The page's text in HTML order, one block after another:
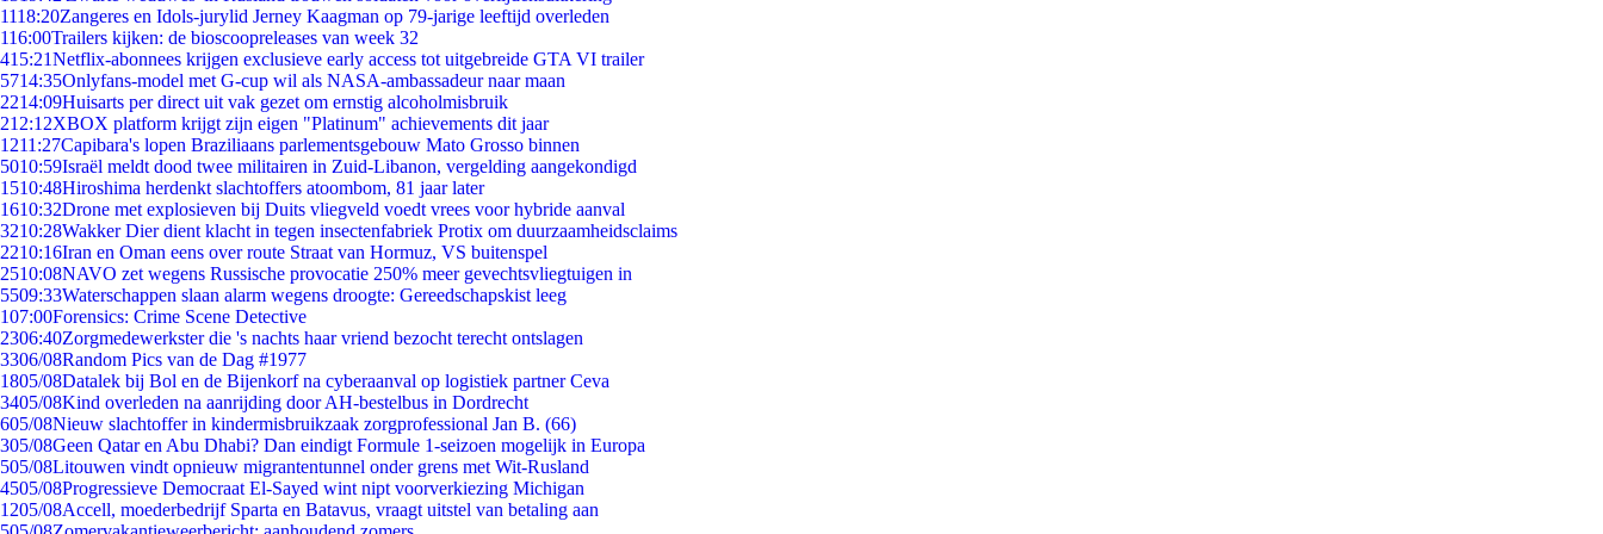
1118:20Zangeres en Idols-jurylid Jerney Kaagman op 79-jarige leeftijd overleden
116:00Trailers kijken: de bioscoopreleases van week 32
415:21Netflix-abonnees krijgen exclusieve early access tot uitgebreide GTA VI trailer
5714:35Onlyfans-model met G-cup wil als NASA-ambassadeur naar maan
2214:09Huisarts per direct uit vak gezet om ernstig alcoholmisbruik
212:12XBOX platform krijgt zijn eigen "Platinum" achievements dit jaar
1211:27Capibara's lopen Braziliaans parlementsgebouw Mato Grosso binnen
5010:59Israël meldt dood twee militairen in Zuid-Libanon, vergelding aangekondigd
1510:48Hiroshima herdenkt slachtoffers atoombom, 81 jaar later
1610:32Drone met explosieven bij Duits vliegveld voedt vrees voor hybride aanval
3210:28Wakker Dier dient klacht in tegen insectenfabriek Protix om duurzaamheidsclaims
2210:16Iran en Oman eens over route Straat van Hormuz, VS buitenspel
2510:08NAVO zet wegens Russische provocatie 250% meer gevechtsvliegtuigen in
5509:33Waterschappen slaan alarm wegens droogte: Gereedschapskist leeg
107:00Forensics: Crime Scene Detective
2306:40Zorgmedewerkster die 's nachts haar vriend bezocht terecht ontslagen
3306/08Random Pics van de Dag #1977
1805/08Datalek bij Bol en de Bijenkorf na cyberaanval op logistiek partner Ceva
3405/08Kind overleden na aanrijding door AH-bestelbus in Dordrecht
605/08Nieuw slachtoffer in kindermisbruikzaak zorgprofessional Jan B. (66)
305/08Geen Qatar en Abu Dhabi? Dan eindigt Formule 1-seizoen mogelijk in Europa
505/08Litouwen vindt opnieuw migrantentunnel onder grens met Wit-Rusland
4505/08Progressieve Democraat El-Sayed wint nipt voorverkiezing Michigan
1205/08Accell, moederbedrijf Sparta en Batavus, vraagt uitstel van betaling aan